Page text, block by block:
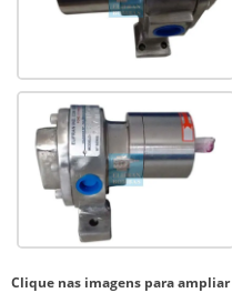
Clique nas imagens para ampliar